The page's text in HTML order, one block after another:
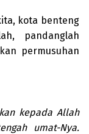
kota benteng
pandanglah
permusuhan
kepada Allah
umat-Nya.